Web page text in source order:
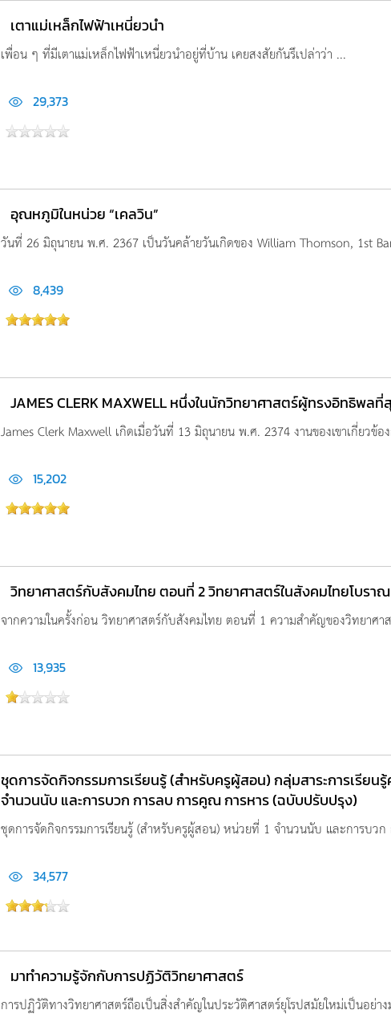
เตาแม่เหล็กไฟฟ้าเหนี่ยวนำ
เพื่อน ๆ ที่มีเตาแม่เหล็กไฟฟ้าเหนี่ยวนำอยู่ที่บ้าน เคยสงสัยกันรึเปล่าว่า ...
29,373
อุณหภูมิในหน่วย “เคลวิน”
วันที่ 26 มิถุนายน พ.ศ. 2367 เป็นวันคล้ายวันเกิดของ William Thomson, 1st
8,439
JAMES CLERK MAXWELL หนึ่งในนักวิทยาศาสตร์ผู้ทรงอิทธิพล
James Clerk Maxwell เกิดเมื่อวันที่ 13 มิถุนายน พ.ศ. 2374 งานของเขาเกี่ยวข้
15,202
วิทยาศาสตร์กับสังคมไทย ตอนที่ 2 วิทยาศาสตร์ในสังคมไทยโบราณ
จากความในครั้งก่อน วิทยาศาสตร์กับสังคมไทย ตอนที่ 1 ความสำคัญของวิทยาศา
13,935
ชุดการจัดกิจกรรมการเรียนรู้ (สำหรับครูผู้สอน) กลุ่มสาระการเรีย
จำนวนนับ และการบวก การลบ การคูณ การหาร (ฉบับปรับปรุง)
ชุดการจัดกิจกรรมการเรียนรู้ (สำหรับครูผู้สอน) หน่วยที่ 1 จำนวนนับ และการบว
34,577
มาทำความรู้จักกับการปฏิวัติวิทยาศาสตร์
การปฏิวัติทางวิทยาศาสตร์ถือเป็นสิ่งสำคัญในประวัติศาสตร์ยุโรปสมัยใหม่เป็นอย่า